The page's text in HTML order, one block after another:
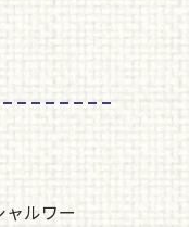
ルワー